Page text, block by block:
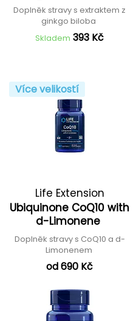
Doplněk stravy s extraktem z
ginkgo biloba
Skladem 393 Kč
Více velikostí
Life Extension
Ubiquinone CoQ10 with
d-Limonene
Doplněk stravy s CoQ10 a d-
Limonenem
od 690 Kč